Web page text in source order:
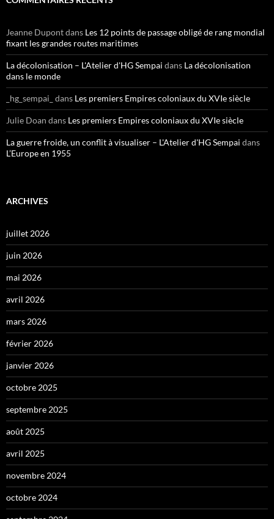
Jeanne Dupontdans Les 12 points de passage obligé de rang mondial
fixant les grandes routes maritimes
La décolonisation – L'Atelier d'HG Sempai dans La décolonisation
dans le monde
_hg_sempai_ dans Les premiers Empires coloniaux du XVIe siècle
Julie Doan dans Les premiers Empires coloniaux du XVIe siècle
La guerre froide, un conflit à visualiser – L'Atelier d'HG Sempai dans
L’Europe en 1955
ARCHIVES
juillet 2026
juin 2026
mai 2026
avril 2026
mars 2026
février 2026
janvier 2026
octobre 2025
septembre 2025
août 2025
avril 2025
novembre 2024
octobre 2024